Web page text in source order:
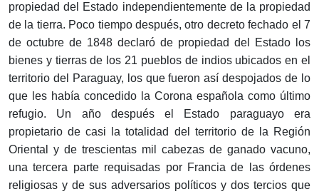
propiedad del Estado independientemente de la propiedad
de la tierra. Poco tiempo después, otro decreto fechado el 7
de octubre de 1848 declaró de propiedad del Estado los
bienes y tierras de los 21 pueblos de indios ubicados en el
territorio del Paraguay, los que fueron así despojados de lo
que les había concedido la Corona española como último
refugio. Un año después el Estado paraguayo era
propietario de casi la totalidad del territorio de la Región
Oriental y de trescientas mil cabezas de ganado vacuno,
una tercera parte requisadas por Francia de las órdenes
religiosas y de sus adversarios políticos y dos tercios que